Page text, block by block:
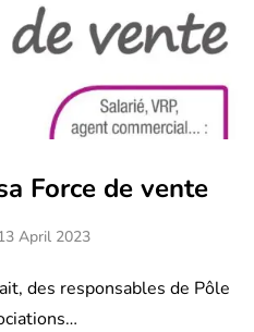
Force de vente
April 2023
des responsables de Pôle